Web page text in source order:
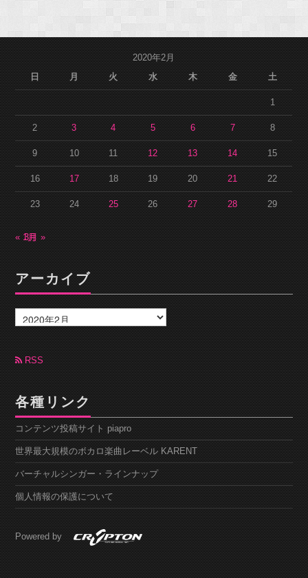
2020年2月
日
月 火 水 木 金 土
1
2 3 4 5 6 7 8
9 10 11 12 13 14 15
16 17 18 19 20 21 22
23 24 25 26 27 28 29
« 1月3月 »
アーカイブ
ー
カ
ブRSS
各種リンク
コンテンツ投稿サイト piapro
世界最大規模のボカロ楽曲レーベル KARENT
バーチャルシンガー・ラインナップ
個人情報の保護について
Powered by